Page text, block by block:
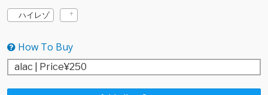
ハイレゾ
How To Buy